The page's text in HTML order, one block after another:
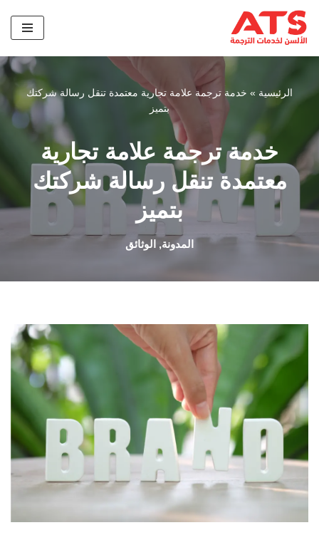
تخطى
إلى
الرئيسية » خدمة ترجمة علامة تجارية معتمدة تنقل رسالة شركتك
بتميز
خدمة ترجمة علامة تجارية
معتمدة تنقل رسالة شركتك
بتميز
المدونة, الوثائق